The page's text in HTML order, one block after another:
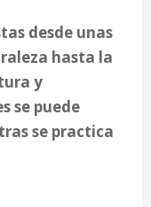
desde unas
hasta la
y
se puede
se practica